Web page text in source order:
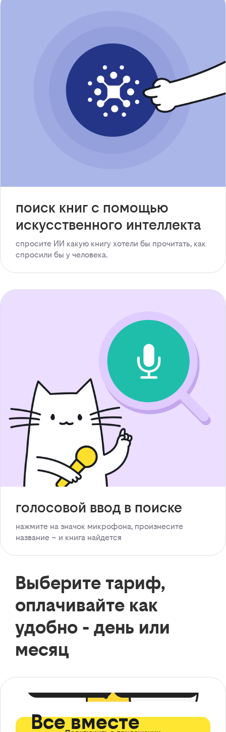
поиск книг с помощью
искусственного интеллекта
спросите ИИ какую книгу хотели бы прочитать, как
спросили бы у человека.
голосовой ввод в поиске
нажмите на значок микрофона, произнесите
название – и книга найдется
Выберите тариф,
оплачивайте как
удобно - день или
месяц
Все вместе